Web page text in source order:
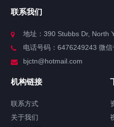
服务分类
签署类文件海牙认证程序费用
联系我们
地址：390 Stubbs Dr, North
电话号码：6476249243 微
bjctn@hotmail.com
机构链接
联系方式
关于我们